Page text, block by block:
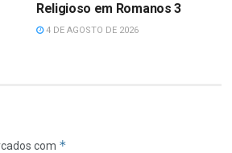
Religioso em Romanos 3
4 DE AGOSTO DE 2026
com *